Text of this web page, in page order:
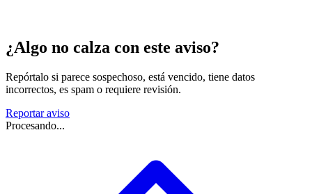
¿Algo no calza con este aviso?
Repórtalo si parece sospechoso, está vencido, tiene datos
incorrectos, es spam o requiere revisión.
Reportar aviso
Procesando...